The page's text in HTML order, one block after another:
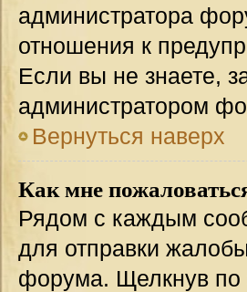
администратора
отношения к
Если вы не знаете,
администратором
Вернуться наверх
Как мне
Рядом с каждым
для отправки
форума. Щелкнув по